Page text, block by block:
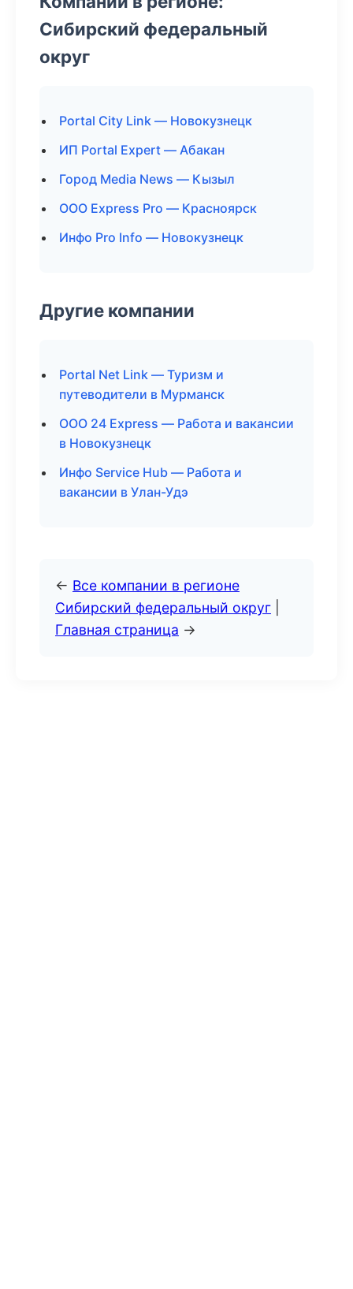
Сибирский федеральный
округ
Portal City Link — Новокузнецк
ИП Portal Expert — Абакан
Город Media News — Кызыл
ООО Express Pro — Красноярск
Инфо Pro Info — Новокузнецк
Другие компании
Portal Net Link — Туризм и
путеводители в Мурманск
ООО 24 Express — Работа и вакансии
в Новокузнецк
Инфо Service Hub — Работа и
вакансии в Улан-Удэ
← Все компании в регионе
Сибирский федеральный округ
Главная страница →